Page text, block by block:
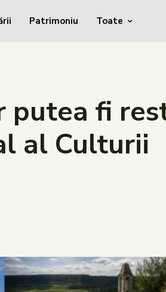
Patrimoniu Toate
putea fi
al Culturii